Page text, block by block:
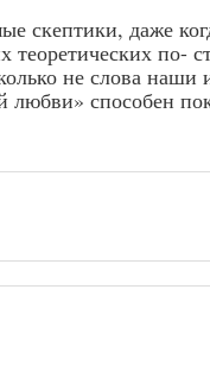
скептики, даже
по-
не слова наши
любви» способен